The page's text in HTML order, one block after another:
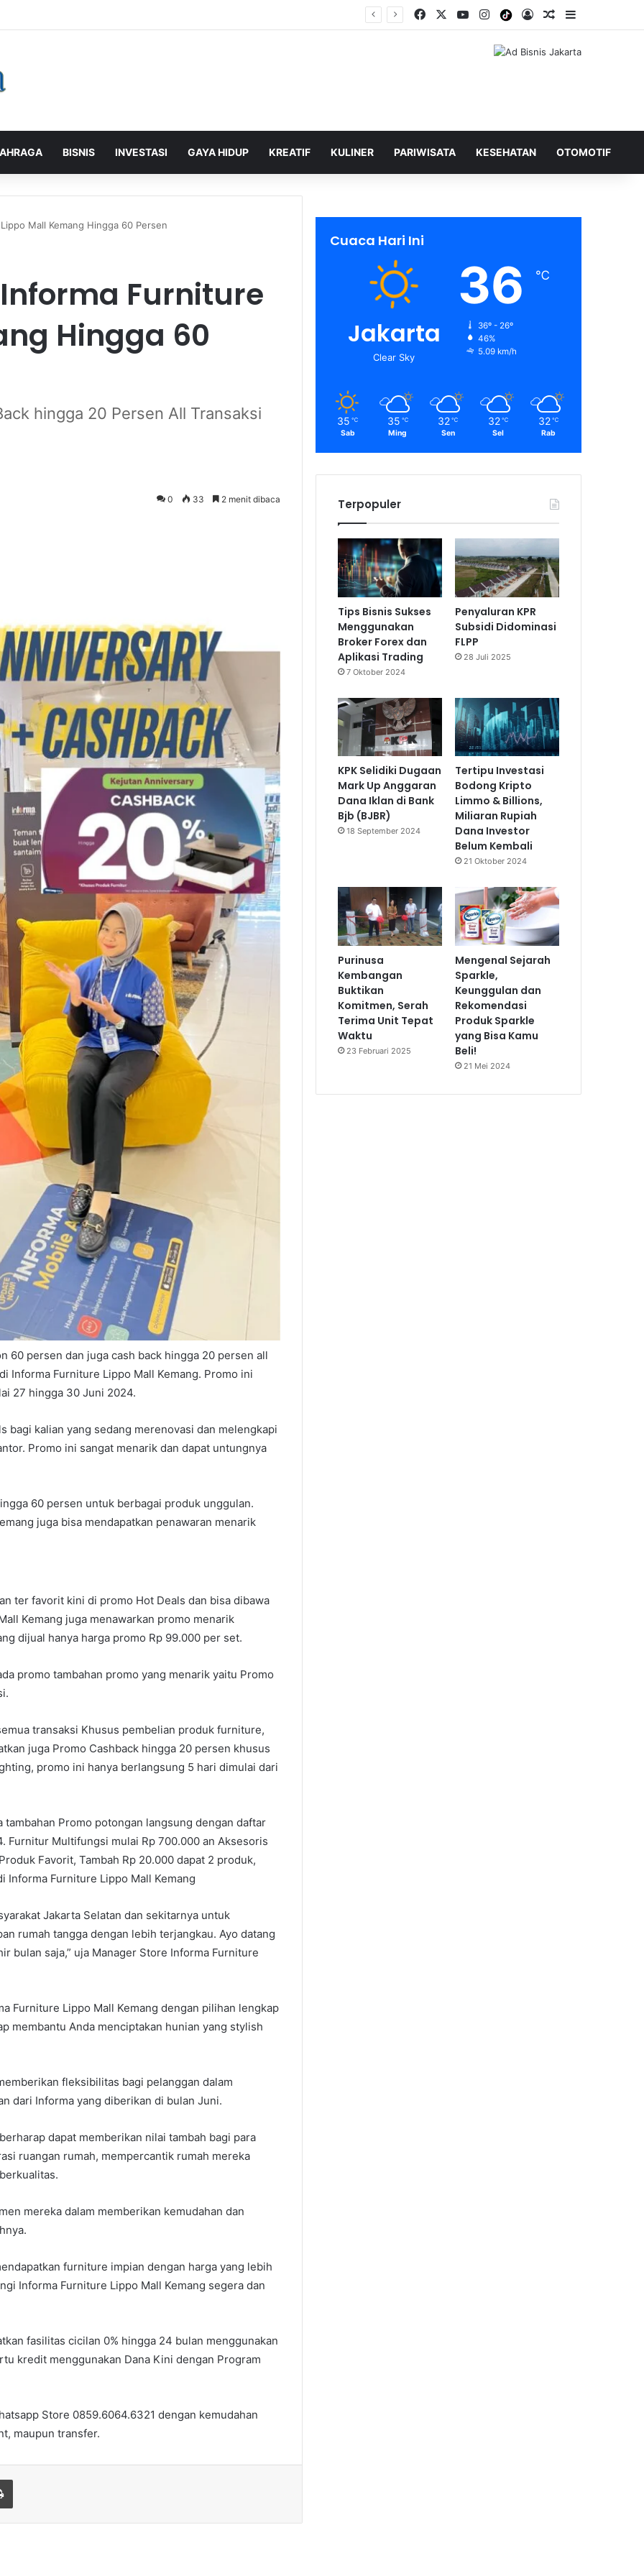
Facebook YouTubeInstagramTiktokLog InShuffle Berita
BISNIS INVESTASI GAYA HIDUP KREATIF KULINER PARIWISATA KESEHATAN OTOMOTIF
Mall Kemang Hingga 60 Persen
Furniture
Hingga 60
hingga 20 Persen All Transaksi
0 33 2 menit dibaca
60 persen dan juga cash back hingga 20 persen all
Informa Furniture Lippo Mall Kemang. Promo ini
27 hingga 30 Juni 2024.
bagi kalian yang sedang merenovasi dan melengkapi
Promo ini sangat menarik dan dapat untungnya
60 persen untuk berbagai produk unggulan.
juga bisa mendapatkan penawaran menarik
ter favorit kini di promo Hot Deals dan bisa dibawa
Kemang juga menawarkan promo menarik
dijual hanya harga promo Rp 99.000 per set.
promo tambahan promo yang menarik yaitu Promo
transaksi Khusus pembelian produk furniture,
juga Promo Cashback hingga 20 persen khusus
promo ini hanya berlangsung 5 hari dimulai dari
tambahan Promo potongan langsung dengan daftar
Furnitur Multifungsi mulai Rp 700.000 an Aksesoris
Favorit, Tambah Rp 20.000 dapat 2 produk,
Informa Furniture Lippo Mall Kemang
Jakarta Selatan dan sekitarnya untuk
rumah tangga dengan lebih terjangkau. Ayo datang
bulan saja,” uja Manager Store Informa Furniture
Furniture Lippo Mall Kemang dengan pilihan lengkap
membantu Anda menciptakan hunian yang stylish
fleksibilitas bagi pelanggan dalam
dari Informa yang diberikan di bulan Juni.
dapat memberikan nilai tambah bagi para
ruangan rumah, mempercantik rumah mereka
mereka dalam memberikan kemudahan dan
furniture impian dengan harga yang lebih
Informa Furniture Lippo Mall Kemang segera dan
fasilitas cicilan 0% hingga 24 bulan menggunakan
kredit menggunakan Dana Kini dengan Program
Store 0859.6064.6321 dengan kemudahan
maupun transfer.
Cuaca Hari Ini
Jakarta
Clear Sky
36 ℃
36º - 26º
46%
5.09 km/h
35 ℃
Sab
35 ℃
Ming
32 ℃
Sen
32 ℃
Sel
32 ℃
Rab
Terpopuler
Tips Bisnis Sukses
Menggunakan
Broker Forex dan
Aplikasi Trading
7 Oktober 2024
Penyaluran KPR
Subsidi Didominasi
FLPP
28 Juli 2025
KPK Selidiki Dugaan
Mark Up Anggaran
Dana Iklan di Bank
Bjb (BJBR)
18 September 2024
Tertipu Investasi
Bodong Kripto
Limmo & Billions,
Miliaran Rupiah
Dana Investor
Belum Kembali
21 Oktober 2024
Purinusa
Kembangan
Buktikan
Komitmen, Serah
Terima Unit Tepat
Waktu
23 Februari 2025
Mengenal Sejarah
Sparkle,
Keunggulan dan
Rekomendasi
Produk Sparkle
yang Bisa Kamu
Beli!
21 Mei 2024